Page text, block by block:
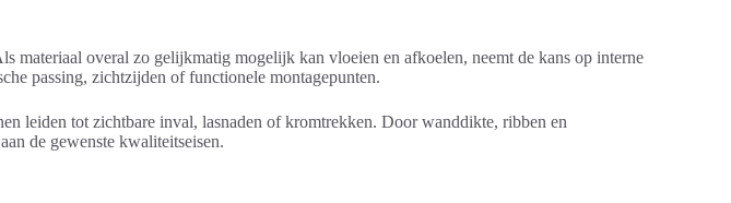
materiaal overal zo gelijkmatig mogelijk kan vloeien en afkoelen, neemt de kans op interne
passing, zichtzijden of functionele montagepunten.
leiden tot zichtbare inval, lasnaden of kromtrekken. Door wanddikte, ribben en
de gewenste kwaliteitseisen.